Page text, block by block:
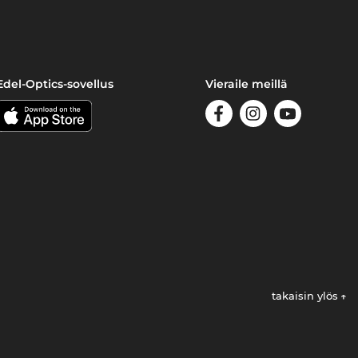
Optics-sovellus Vieraile meillä
takaisin ylös